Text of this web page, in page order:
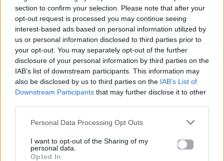
section to confirm your selection. Please note that after your
opt-out request is processed you may continue seeing
interest-based ads based on personal information utilized by
us or personal information disclosed to third parties prior to
your opt-out. You may separately opt-out of the further
disclosure of your personal information by third parties on the
IAB’s list of downstream participants. This information may
also be disclosed by us to third parties on the IAB’s List of
Downstream Participants that may further disclose it to other
Personal Data Processing Opt Outs
I want to opt-out of the Sharing of my
personal data.
Opted In
Για σχόλια, μηνύματα ή φωτογραφικό υλικό
σχετικά με το Mad.gr, επισκεφτείτε μας στο
, επικοινωνήστε μέσωTwitter
ακολουθήστε μας στοInstagram.
Olivia Rodrigo ΝΕΟ ΤΡΑΓΟΥΔΙ
Ακολουθήστε το
Mad.gr στο Google
Ακολουθήστε το